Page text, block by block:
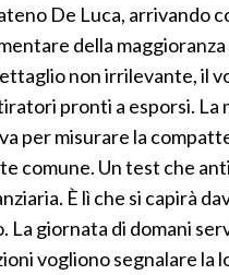
De Luca, arrivando
della
non irrilevante, il
pronti a esporsi. La
per misurare la
comune. Un test che
È lì che si capirà
La giornata di domani
vogliono segnalare la